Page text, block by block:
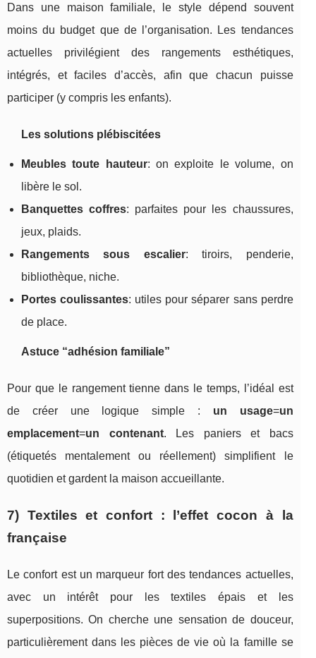
Dans une maison familiale, le style dépend souvent
moins du budget que de l’organisation. Les tendances
actuelles privilégient des rangements esthétiques,
intégrés, et faciles d’accès, afin que chacun puisse
participer (y compris les enfants).
Les solutions plébiscitées
Meubles toute hauteur: on exploite le volume, on
libère le sol.
Banquettes coffres: parfaites pour les chaussures,
jeux, plaids.
Rangements sous escalier: tiroirs, penderie,
bibliothèque, niche.
Portes coulissantes: utiles pour séparer sans perdre
de place.
Astuce “adhésion familiale”
Pour que le rangement tienne dans le temps, l’idéal est
de créer une logique simple : un usage=un
emplacement=un contenant. Les paniers et bacs
(étiquetés mentalement ou réellement) simplifient le
quotidien et gardent la maison accueillante.
7) Textiles et confort : l’effet cocon à la
française
Le confort est un marqueur fort des tendances actuelles,
avec un intérêt pour les textiles épais et les
superpositions. On cherche une sensation de douceur,
particulièrement dans les pièces de vie où la famille se